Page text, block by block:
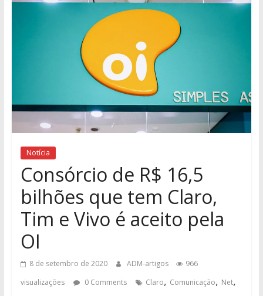
Notícia
Consórcio de R$ 16,5
bilhões que tem Claro,
Tim e Vivo é aceito pela
OI
8 de setembro de 2020 ADM-artigos
966
visualizações
0 Comments Claro, Comunicação, Net,